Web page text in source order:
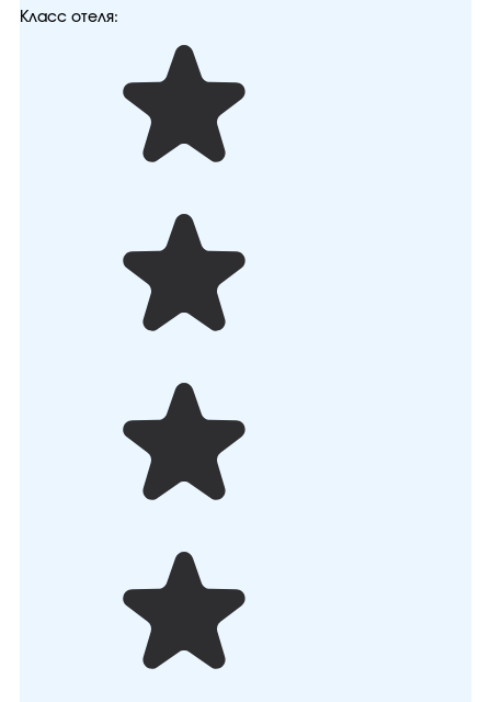
Класс отеля: